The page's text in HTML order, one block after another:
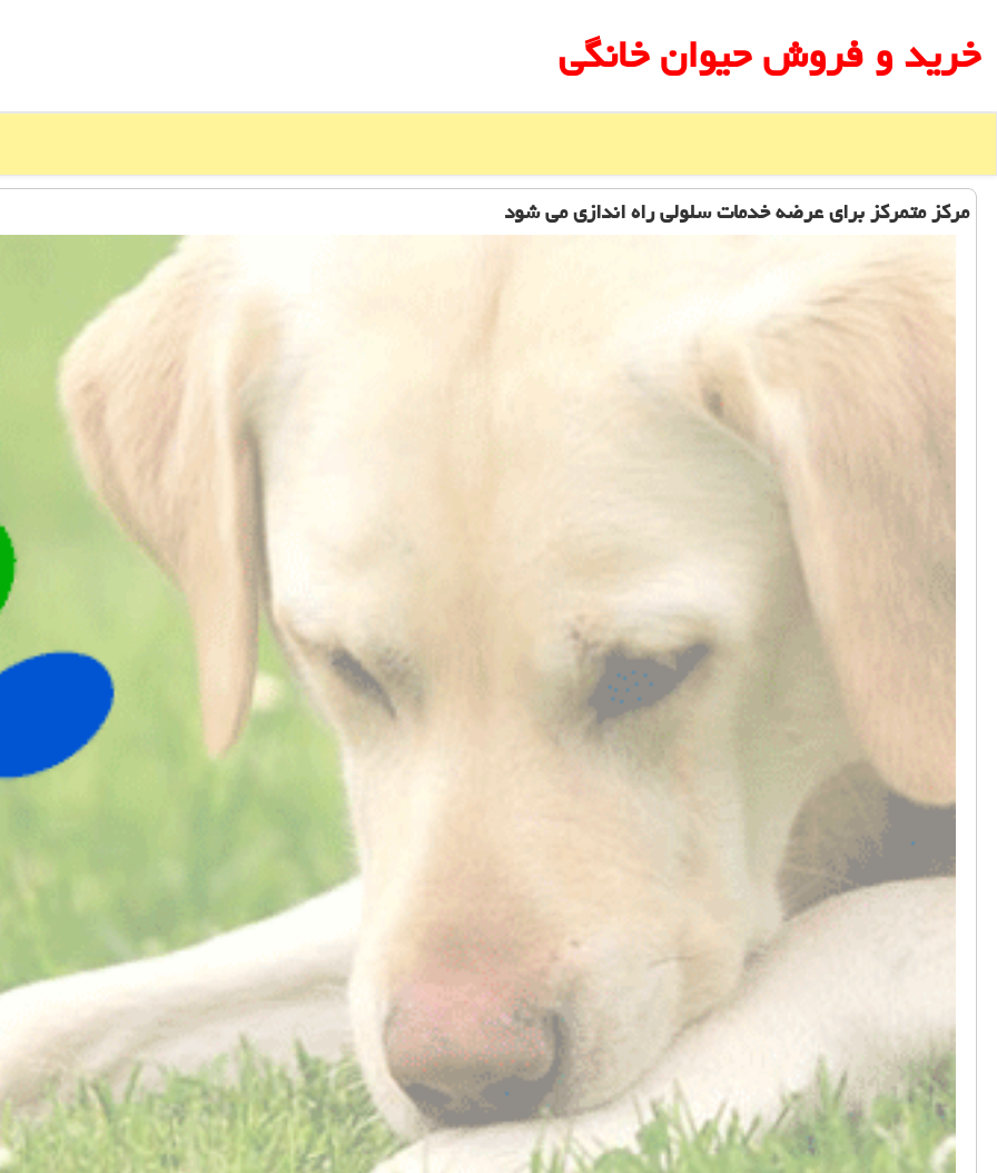
خرید و فروش حیوان خانگی
مركز متمركز برای عرضه خدمات سلولی راه اندازی می شود